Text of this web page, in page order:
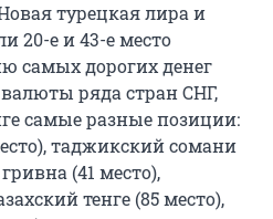
турецкая лира и
20-е и 43-е место
самых дорогих денег
ряда стран СНГ,
самые разные позиции:
таджикский сомани
(41 место),
тенге (85 место),